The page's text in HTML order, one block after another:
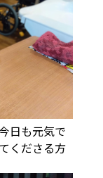
日も元気で
くださる方